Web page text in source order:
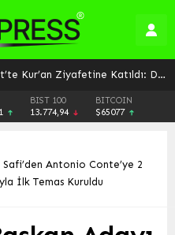
BIST 100
13.774,94
BITCOIN
$65077
Antonio Conte’ye 2
İlk Temas Kuruldu